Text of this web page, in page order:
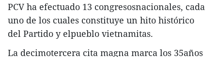
PCV ha efectuado 13 congresosnacionales, cada
uno de los cuales constituye un hito histórico
del Partido y elpueblo vietnamitas.
La decimotercera cita magna marca los 35años